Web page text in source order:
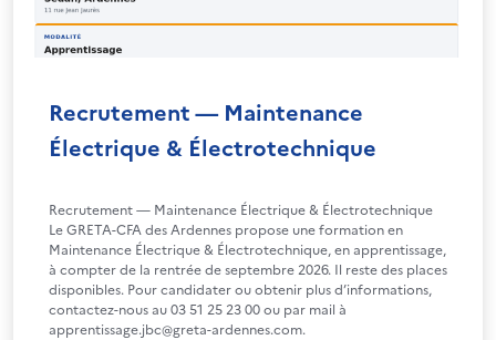
Recrutement — Maintenance
Électrique & Électrotechnique
Recrutement — Maintenance Électrique & Électrotechnique
Le GRETA-CFA des Ardennes propose une formation en
Maintenance Électrique & Électrotechnique, en apprentissage,
à compter de la rentrée de septembre 2026. Il reste des places
disponibles. Pour candidater ou obtenir plus d’informations,
contactez-nous au 03 51 25 23 00 ou par mail à
apprentissage.jbc@greta-ardennes.com.